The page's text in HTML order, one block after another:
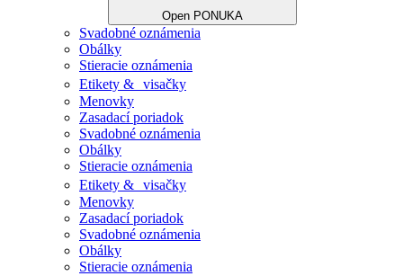
Open PONUKA
Svadobné oznámenia
Obálky
Stieracie oznámenia
Etikety & visačky
Menovky
Zasadací poriadok
Svadobné oznámenia
Obálky
Stieracie oznámenia
Etikety & visačky
Menovky
Zasadací poriadok
Svadobné oznámenia
Obálky
Stieracie oznámenia